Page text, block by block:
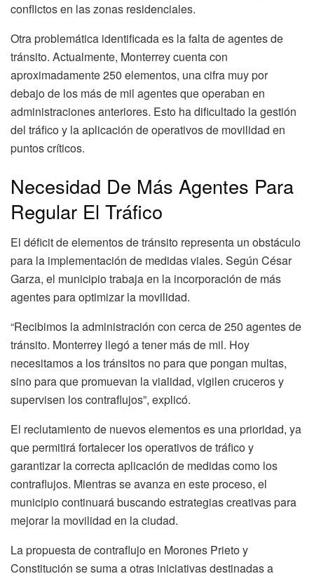
conflictos en las zonas residenciales.
Otra problemática identificada es la falta de agentes de
tránsito. Actualmente, Monterrey cuenta con
aproximadamente 250 elementos, una cifra muy por
debajo de los más de mil agentes que operaban en
administraciones anteriores. Esto ha dificultado la gestión
del tráfico y la aplicación de operativos de movilidad en
puntos críticos.
Necesidad De Más Agentes Para
Regular El Tráfico
El déficit de elementos de tránsito representa un obstáculo
para la implementación de medidas viales. Según César
Garza, el municipio trabaja en la incorporación de más
agentes para optimizar la movilidad.
“Recibimos la administración con cerca de 250 agentes de
tránsito. Monterrey llegó a tener más de mil. Hoy
necesitamos a los tránsitos no para que pongan multas,
sino para que promuevan la vialidad, vigilen cruceros y
supervisen los contraflujos”, explicó.
El reclutamiento de nuevos elementos es una prioridad, ya
que permitirá fortalecer los operativos de tráfico y
garantizar la correcta aplicación de medidas como los
contraflujos. Mientras se avanza en este proceso, el
municipio continuará buscando estrategias creativas para
mejorar la movilidad en la ciudad.
La propuesta de contraflujo en Morones Prieto y
Constitución se suma a otras iniciativas destinadas a